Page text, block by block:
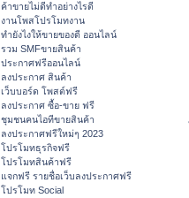
ค้าขายไม่ดีทำอย่างไรดี
งานโพสโปรโมทงาน
ทํายังไงให้ขายของดี ออนไลน์
รวม SMFขายสินค้า
ประกาศฟรีออนไลน์
ลงประกาศ สินค้า
เว็บบอร์ด โพสต์ฟรี
ลงประกาศ ซื้อ-ขาย ฟรี
ชุมชนคนไอทีขายสินค้า
ลงประกาศฟรีใหม่ๆ 2023
โปรโมทธุรกิจฟรี
โปรโมทสินค้าฟรี
แจกฟรี รายชื่อเว็บลงประกาศฟรี
โปรโมท Social